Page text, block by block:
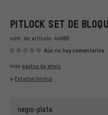
PITLOCK SET DE
núm. de artículo: 44688
Aún no hay comentarios
más gastos de envío
a Estados Unidos
negro-plata